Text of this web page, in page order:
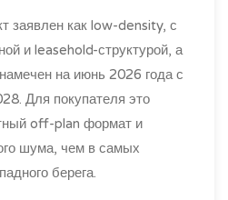
заявлен как low-density, с
и leasehold-структурой, а
на июнь 2026 года с
Для покупателя это
off-plan формат и
шума, чем в самых
берега.